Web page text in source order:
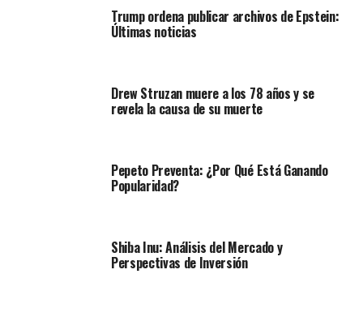
Trump ordena publicar archivos de Epstein:
Últimas noticias
Drew Struzan muere a los 78 años y se
revela la causa de su muerte
Pepeto Preventa: ¿Por Qué Está Ganando
Popularidad?
Shiba Inu: Análisis del Mercado y
Perspectivas de Inversión